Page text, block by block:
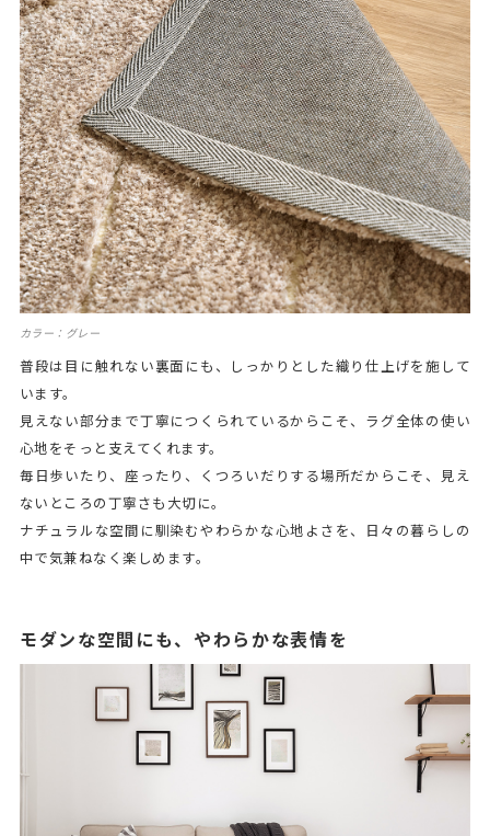
カラー：グレー
普段は目に触れない裏面にも、しっかりとした織り仕上げを施して
います。
見えない部分まで丁寧につくられているからこそ、ラグ全体の使い
心地をそっと支えてくれます。
毎日歩いたり、座ったり、くつろいだりする場所だからこそ、見え
ないところの丁寧さも大切に。
ナチュラルな空間に馴染むやわらかな心地よさを、日々の暮らしの
中で気兼ねなく楽しめます。
モダンな空間にも、やわらかな表情を